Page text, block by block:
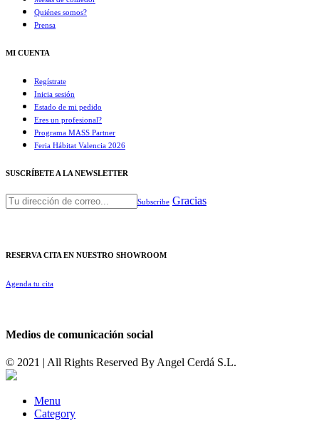
Quiénes somos?
Prensa
MI CUENTA
Regístrate
Inicia sesión
Estado de mi pedido
Eres un profesional?
Programa MASS Partner
Feria Hábitat Valencia 2026​
SUSCRÍBETE A LA NEWSLETTER
Subscribe Gracias
RESERVA CITA EN NUESTRO SHOWROOM
Agenda tu cita
Medios de comunicación social
© 2021 | All Rights Reserved By Angel Cerdá S.L.
Menu
Category